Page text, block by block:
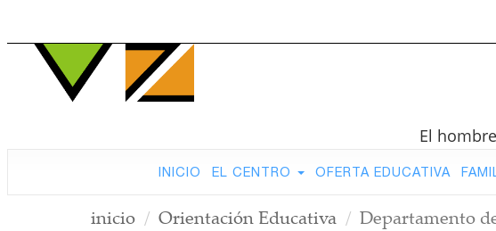
El
INICIO EL CENTRO OFERTA EDUCATIVA
inicio Orientación Educativa Departamento